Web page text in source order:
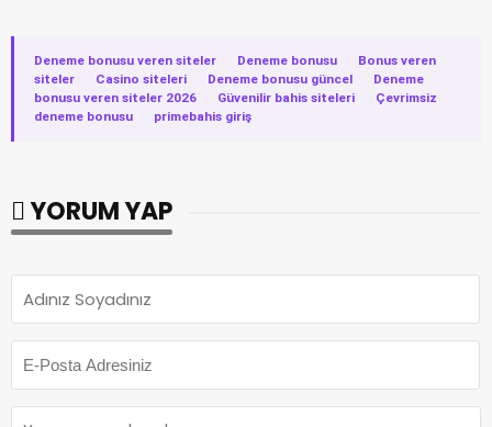
Deneme bonusu veren siteler · Deneme bonusu ·
Bonus veren
siteler
· Casino siteleri · Deneme bonusu güncel ·
Deneme
bonusu veren siteler 2026
· Güvenilir bahis siteleri ·
Çevrimsiz
deneme bonusu
· primebahis giriş
YORUM YAP